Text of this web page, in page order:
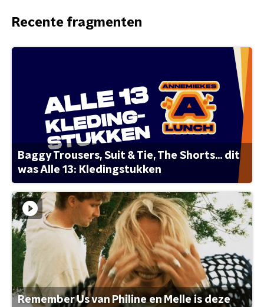
Recente fragmenten
Baggy Trousers, Suit & Tie, The Shorts... dit
was Alle 13: Kledingstukken
Remember Us van Philine en Melle is deze